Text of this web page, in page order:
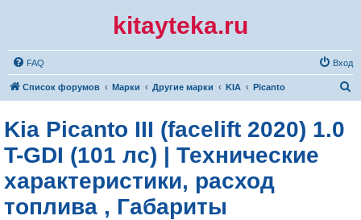
kitayteka.ru
FAQ Вход
Список форумов Марки Другие марки KIA Picanto
Kia Picanto III (facelift 2020) 1.0
T-GDI (101 лс) | Технические
характеристики, расход
топлива , Габариты